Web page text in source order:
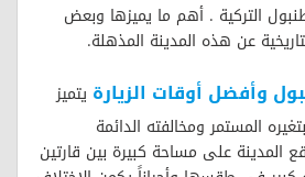
التركية . أهم ما يميزها وبعض
عن هذه المدينة المذهلة.
وأفضل أوقات الزيارة يتميز
المستمر ومخالفته الدائمة
المدينة على مساحة كبيرة بين قارتين